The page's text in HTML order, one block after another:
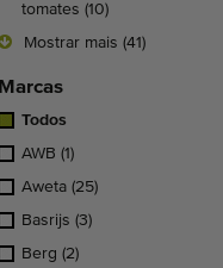
tomates (10)
Mostrar mais (41)
Marcas
Todos
AWB (1)
Aweta (25)
Basrijs (3)
Berg (2)